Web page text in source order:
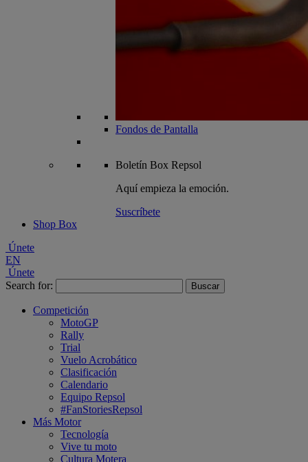
Fondos de Pantalla
Boletín Box Repsol
Aquí empieza la emoción.
Suscríbete
Shop Box
Únete
EN
Únete
Search for:
Competición
MotoGP
Rally
Trial
Vuelo Acrobático
Clasificación
Calendario
Equipo Repsol
#FanStoriesRepsol
Más Motor
Tecnología
Vive tu moto
Cultura Motera